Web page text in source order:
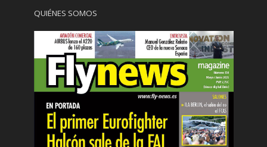
QUIÉNES SOMOS